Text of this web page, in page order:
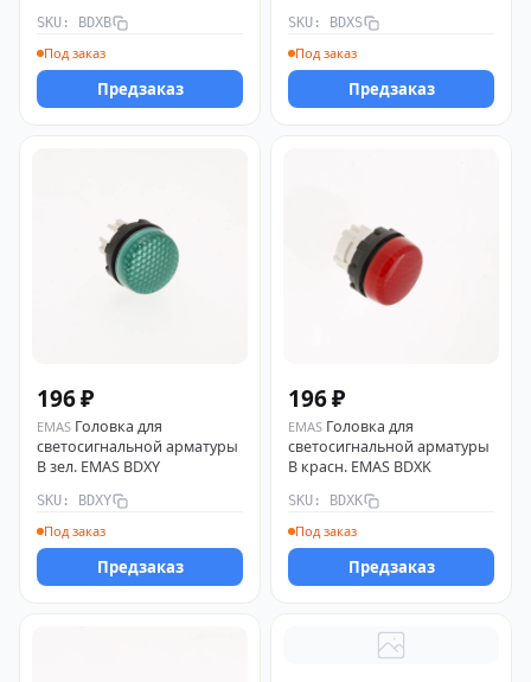
SKU: BDXB
Под заказ
Предзаказ
SKU: BDXS
Под заказ
Предзаказ
196 ₽
EMAS Головка для
светосигнальной арматуры
B зел. EMAS BDXY
SKU: BDXY
Под заказ
Предзаказ
196 ₽
EMAS Головка для
светосигнальной арматуры
B красн. EMAS BDXK
SKU: BDXK
Под заказ
Предзаказ